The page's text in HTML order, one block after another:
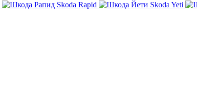
Skoda Rapid Skoda Yeti